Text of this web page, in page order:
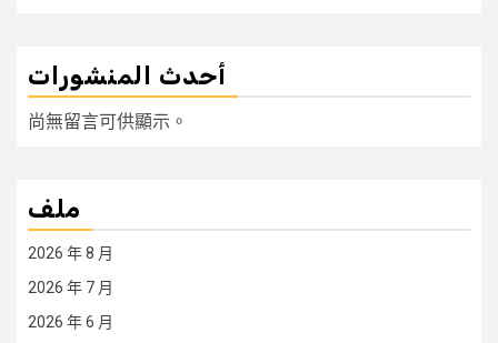
أحدث المنشورات
尚無留言可供顯示。
ملف
2026 年 8 月
2026 年 7 月
2026 年 6 月